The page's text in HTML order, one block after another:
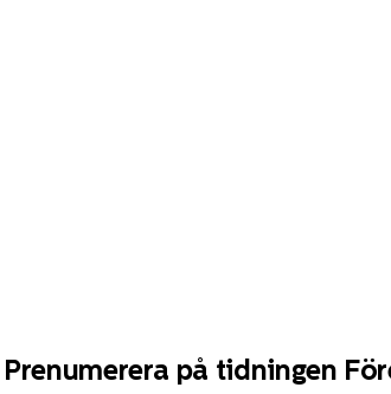
Prenumerera på tidningen